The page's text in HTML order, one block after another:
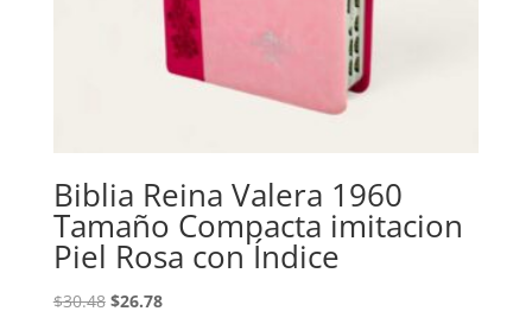
Biblia Reina Valera 1960
Tamaño Compacta imitacion
Piel Rosa con Índice
$30.48 Original
$26.78Current